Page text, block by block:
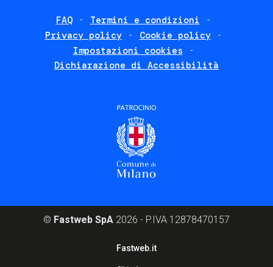
FAQ
Termini e condizioni
Privacy policy
Cookie policy
Impostazioni cookies
Dichiarazione di Accessibilità
© Fastweb SpA 2026 - P.IVA 12878470157
Fastweb.it